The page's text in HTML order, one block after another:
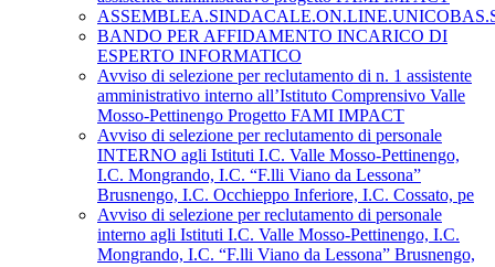
BANDO PER AFFIDAMENTO INCARICO DI
ESPERTO INFORMATICO
Avviso di selezione per reclutamento di n. 1 assistente
amministrativo interno all’Istituto Comprensivo Valle
Mosso-Pettinengo Progetto FAMI IMPACT
Avviso di selezione per reclutamento di personale
INTERNO agli Istituti I.C. Valle Mosso-Pettinengo,
I.C. Mongrando, I.C. “F.lli Viano da Lessona”
Brusnengo, I.C. Occhieppo Inferiore, I.C. Cossato, pe
Avviso di selezione per reclutamento di personale
interno agli Istituti I.C. Valle Mosso-Pettinengo, I.C.
Mongrando, I.C. “F.lli Viano da Lessona” Brusnengo,